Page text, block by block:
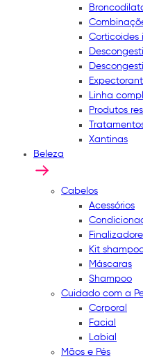
Corticoides
Linha
Produtos
Xantinas
Beleza
Cabelos
Acessórios
Kit
Máscaras
Shampoo
Cuidado com a
Corporal
Facial
Labial
Mãos e Pés